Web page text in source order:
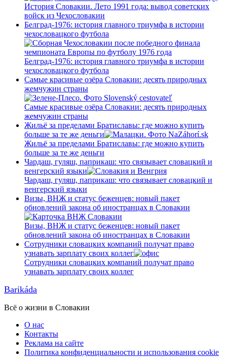
История Словакии. Лето 1991 года: вывод советских
войск из Чехословакии
Белград-1976: история главного триумфа в истории
чехословацкого футбола
Белград-1976: история главного триумфа в истории
чехословацкого футбола
Самые красивые озёра Словакии: десять природных
жемчужин страны
Самые красивые озёра Словакии: десять природных
жемчужин страны
Жильё за пределами Братиславы: где можно купить
больше за те же деньги
Жильё за пределами Братиславы: где можно купить
больше за те же деньги
Чардаш, гуляш, паприкаш: что связывает словацкий и
венгерский языки
Чардаш, гуляш, паприкаш: что связывает словацкий и
венгерский языки
Визы, ВНЖ и статус беженцев: новый пакет
обновлений закона об иностранцах в Словакии
Визы, ВНЖ и статус беженцев: новый пакет
обновлений закона об иностранцах в Словакии
Сотрудники словацких компаний получат право
узнавать зарплату своих коллег
Сотрудники словацких компаний получат право
узнавать зарплату своих коллег
Barikáda
Всё о жизни в Словакии
О нас
Контакты
Реклама на сайте
Политика конфиденциальности и использования cookie